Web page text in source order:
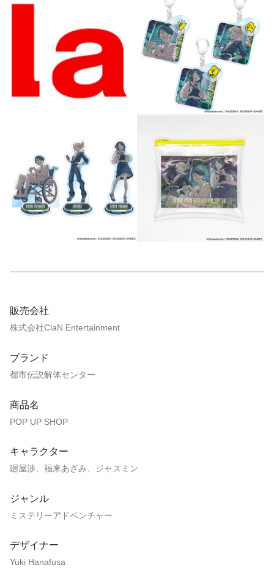
販売会社
株式会社ClaN Entertainment
ブランド
都市伝説解体センター
商品名
POP UP SHOP
キャラクター
廻屋渉、福来あざみ、ジャスミン
ジャンル
ミステリーアドベンチャー
デザイナー
Yuki Hanafusa